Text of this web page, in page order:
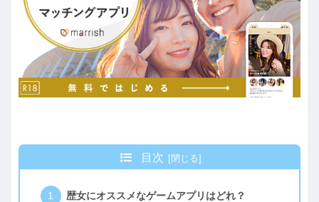
目次
歴女にオススメなゲームアプリはどれ？